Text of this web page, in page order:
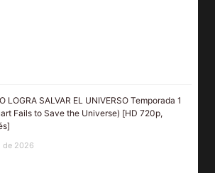
LOGRA SALVAR EL UNIVERSO Temporada 1
Fails to Save the Universe) [HD 720p,
de 2026